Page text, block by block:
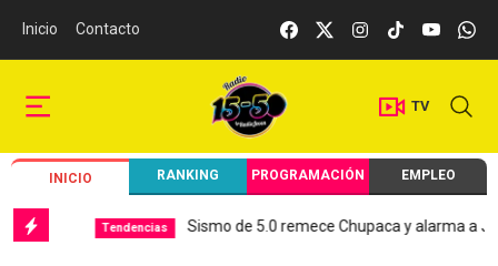
Inicio Contacto
TV
INICIO RANKING PROGRAMACIÓN EMPLEO
Tendencias Sismo de 5.0 remece Chupaca y alarma a Junín